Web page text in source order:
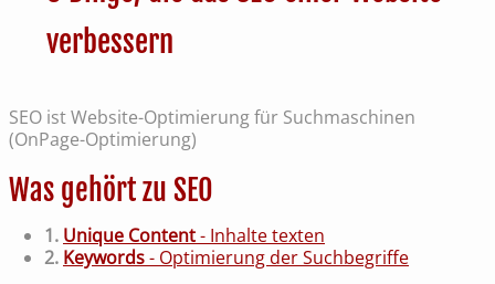
verbessern
SEO ist Website-Optimierung für Suchmaschinen
(OnPage-Optimierung)
Was gehört zu SEO
1. Unique Content- Inhalte texten
2. Keywords- Optimierung der Suchbegriffe